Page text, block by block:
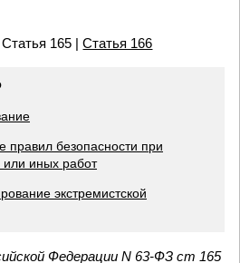
Статья 165 |Статья 166
правил безопасности при
или иных работ
экстремистской
Федерации N 63-ФЗ ст 165